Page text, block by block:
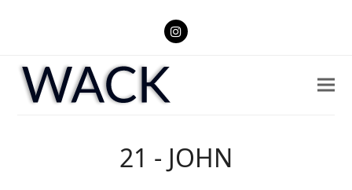
Instagram
21 - JOHN